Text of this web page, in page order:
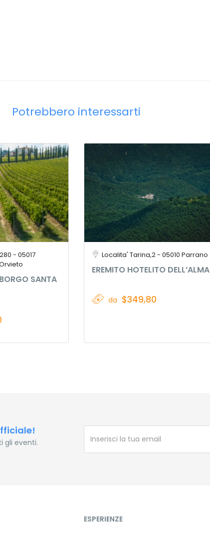
Potrebbero interessarti
- 05017
SANTA
Localita' Tarina,2 - 05010 Parrano
EREMITO HOTELITO DELL’ALMA
da $349,80
gli eventi.
ESPERIENZE